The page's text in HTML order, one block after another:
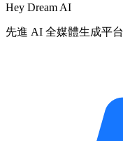
Hey Dream AI
先進 AI 全媒體生成平台